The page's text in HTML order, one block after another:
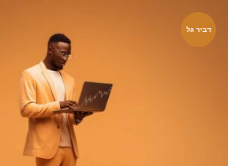
דביר גל